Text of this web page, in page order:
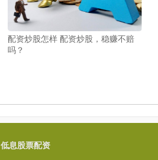
配资炒股怎样 配资炒股，稳赚不赔
吗？
低息股票配资